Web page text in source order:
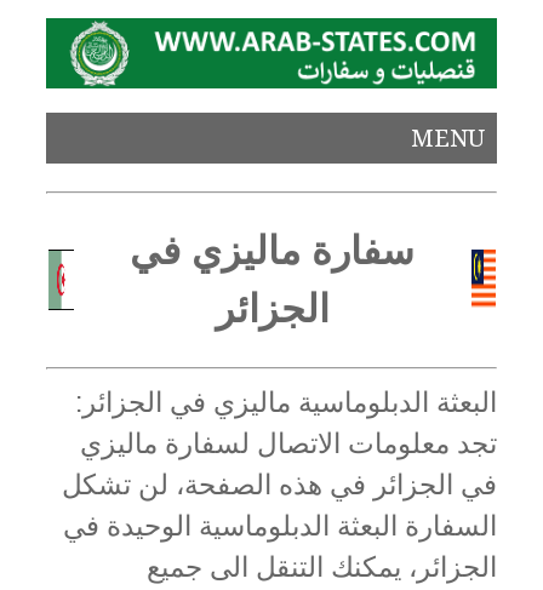
MENU
سفارة ماليزي في
الجزائر
البعثة الدبلوماسية ماليزي في الجزائر:
تجد معلومات الاتصال لسفارة ماليزي
في الجزائر في هذه الصفحة، لن تشكل
السفارة البعثة الدبلوماسية الوحيدة في
الجزائر، يمكنك التنقل الى جميع